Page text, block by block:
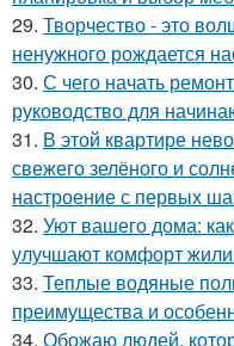
29. Творчество - это
ненужного рождается
30. С чего начать
руководство для
31. В этой квартире
свежего зелёного и
настроение с первых
32. Уют вашего дома:
улучшают комфорт
33. Теплые водяные
преимущества и
34. Обожаю людей,